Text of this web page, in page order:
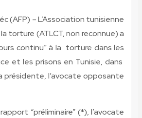
– L’Association tunisienne
torture (ATLCT, non reconnue) a
continu” à la torture dans les
et les prisons en Tunisie, dans
présidente, l’avocate opposante
“préliminaire” (*), l’avocate